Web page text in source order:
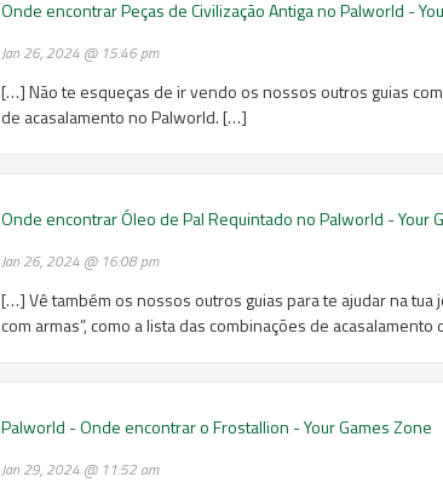
Onde encontrar Peças de Civilização Antiga no Palworld -
Jan 26, 2024 @ 15:46 pm
[…] Não te esqueças de ir vendo os nossos outros guias
de acasalamento no Palworld. […]
Onde encontrar Óleo de Pal Requintado no Palworld - Your
Jan 26, 2024 @ 16:08 pm
[…] Vê também os nossos outros guias para te ajudar na tua
com armas”, como a lista das combinações de
Palworld - Onde encontrar o Frostallion - Your Games Zone
Jan 29, 2024 @ 11:52 am